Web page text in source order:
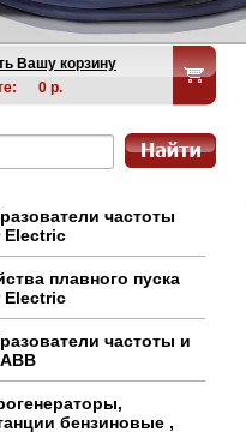
Вашу корзину
0 р.
частоты
Electric
плавного пуска
Electric
частоты и
бензиновые ,